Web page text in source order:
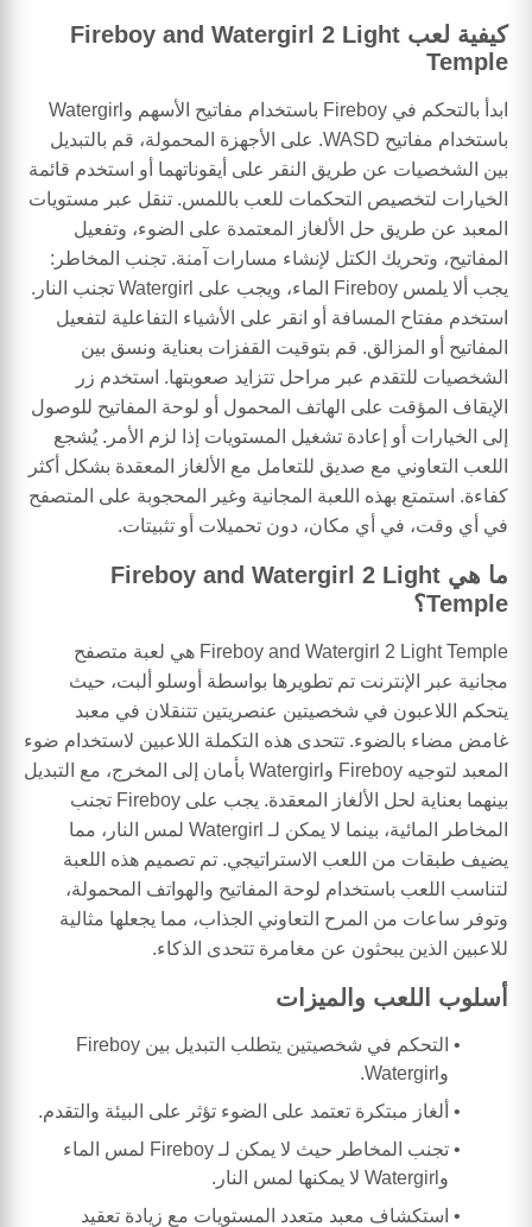
كيفية لعب Fireboy and Watergirl 2 Light
Temple
ابدأ بالتحكم في Fireboy باستخدام مفاتيح الأسهم وWatergirl
باستخدام مفاتيح WASD. على الأجهزة المحمولة، قم بالتبديل
بين الشخصيات عن طريق النقر على أيقوناتهما أو استخدم قائمة
الخيارات لتخصيص التحكمات للعب باللمس. تنقل عبر مستويات
المعبد عن طريق حل الألغاز المعتمدة على الضوء، وتفعيل
المفاتيح، وتحريك الكتل لإنشاء مسارات آمنة. تجنب المخاطر:
يجب ألا يلمس Fireboy الماء، ويجب على Watergirl تجنب النار.
استخدم مفتاح المسافة أو انقر على الأشياء التفاعلية لتفعيل
المفاتيح أو المزالق. قم بتوقيت القفزات بعناية ونسق بين
الشخصيات للتقدم عبر مراحل تتزايد صعوبتها. استخدم زر
الإيقاف المؤقت على الهاتف المحمول أو لوحة المفاتيح للوصول
إلى الخيارات أو إعادة تشغيل المستويات إذا لزم الأمر. يُشجع
اللعب التعاوني مع صديق للتعامل مع الألغاز المعقدة بشكل أكثر
كفاءة. استمتع بهذه اللعبة المجانية وغير المحجوبة على المتصفح
في أي وقت، في أي مكان، دون تحميلات أو تثبيتات.
ما هي Fireboy and Watergirl 2 Light
Temple؟
Fireboy and Watergirl 2 Light Temple هي لعبة متصفح
مجانية عبر الإنترنت تم تطويرها بواسطة أوسلو ألبت، حيث
يتحكم اللاعبون في شخصيتين عنصريتين تتنقلان في معبد
غامض مضاء بالضوء. تتحدى هذه التكملة اللاعبين لاستخدام ضوء
المعبد لتوجيه Fireboy وWatergirl بأمان إلى المخرج، مع التبديل
بينهما بعناية لحل الألغاز المعقدة. يجب على Fireboy تجنب
المخاطر المائية، بينما لا يمكن لـ Watergirl لمس النار، مما
يضيف طبقات من اللعب الاستراتيجي. تم تصميم هذه اللعبة
لتناسب اللعب باستخدام لوحة المفاتيح والهواتف المحمولة،
وتوفر ساعات من المرح التعاوني الجذاب، مما يجعلها مثالية
للاعبين الذين يبحثون عن مغامرة تتحدى الذكاء.
أسلوب اللعب والميزات
التحكم في شخصيتين يتطلب التبديل بين Fireboy
وWatergirl.
ألغاز مبتكرة تعتمد على الضوء تؤثر على البيئة والتقدم.
تجنب المخاطر حيث لا يمكن لـ Fireboy لمس الماء
وWatergirl لا يمكنها لمس النار.
استكشاف معبد متعدد المستويات مع زيادة تعقيد